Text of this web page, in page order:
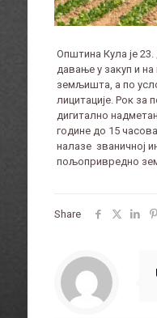
Општина Кула је
давање у закуп и
земљишта, а по
лицитације. Рок за
дигитално
године до 15
налазе званичној
пољопривредно
Share